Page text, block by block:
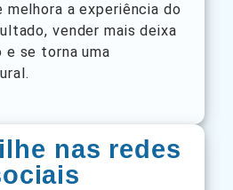
melhora a experiência do
vender mais deixa
e se torna uma
nas redes